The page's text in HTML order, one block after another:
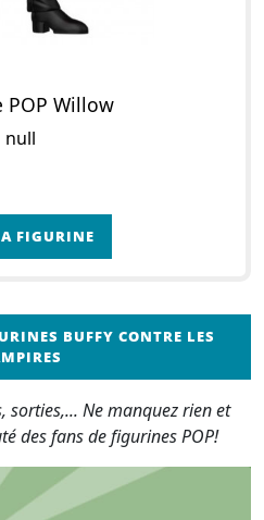
POP Willow
null
FIGURINE
BUFFY CONTRE LES
Ne manquez rien et
des fans de figurines POP!